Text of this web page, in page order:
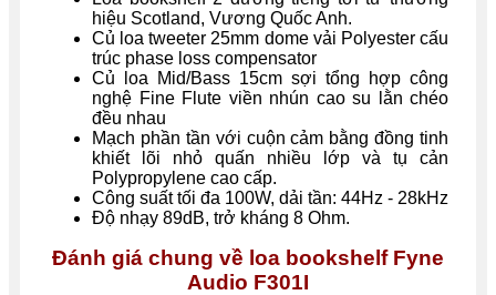
hiệu Scotland, Vương Quốc Anh.
Củ loa tweeter 25mm dome vải Polyester cấu
trúc phase loss compensator
Củ loa Mid/Bass 15cm sợi tổng hợp công
nghệ Fine Flute viền nhún cao su lằn chéo
đều nhau
Mạch phần tần với cuộn cảm bằng đồng tinh
khiết lõi nhỏ quấn nhiều lớp và tụ cản
Polypropylene cao cấp.
Công suất tối đa 100W, dải tần: 44Hz - 28kHz
Độ nhạy 89dB, trở kháng 8 Ohm.
Đánh giá chung về loa bookshelf Fyne
Audio F301I